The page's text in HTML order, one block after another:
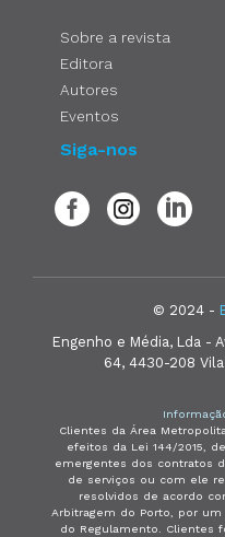
Sobre a revista
Editora
Autores
Eventos
Siga-nos
© 2024 -
Engenho e Média, Lda -
64, 4430-208
Clientes da Área
efeitos da Lei 144/2015,
emergentes dos contratos
de serviços ou com ele
resolvidos de acordo
Arbitragem do Porto, por
do Regulamento. Clientes